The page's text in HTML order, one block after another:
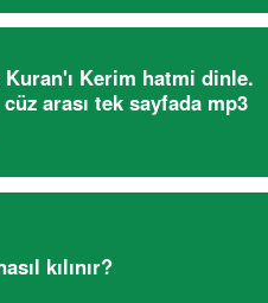
Kuran'ı Kerim hatmi dinle.
arası tek sayfada mp3
kılınır?